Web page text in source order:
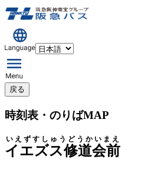
戻る
時刻表・のりばMAP
イエズス修道会前
いえずすしゅうどうかいまえ